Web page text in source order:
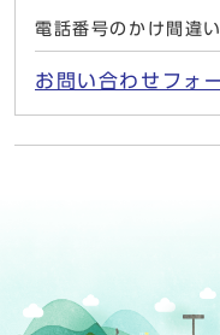
電話番号のかけ間違
お問い合わせフォ